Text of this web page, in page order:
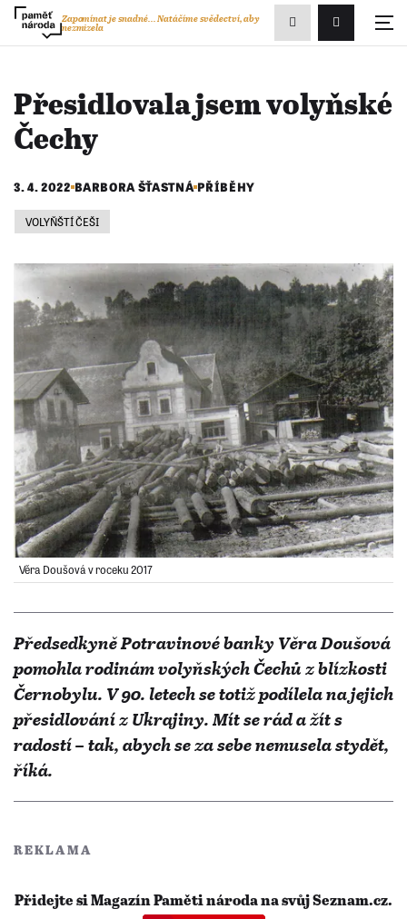
Přihlášení/
Zapomínat je snadné...Natáčíme svědectví, aby
nezmizela
Zobrazit
vyhledávání
Přesidlovala jsem volyňské
Čechy
3. 4. 2022 BARBORA ŠŤASTNÁ PŘÍBĚHY
VOLYŇŠTÍ ČEŠI
Věra Doušová v roceku 2017
​​​​​​​Předsedkyně Potravinové banky Věra Doušová
pomohla rodinám volyňských Čechů z blízkosti
Černobylu. V 90. letech se totiž podílela na jejich
přesidlování z Ukrajiny. Mít se rád a žít s
radostí – tak, abych se za sebe nemusela stydět,
říká.
REKLAMA
Přidejte si Magazín Paměti národa na svůj Seznam.cz.